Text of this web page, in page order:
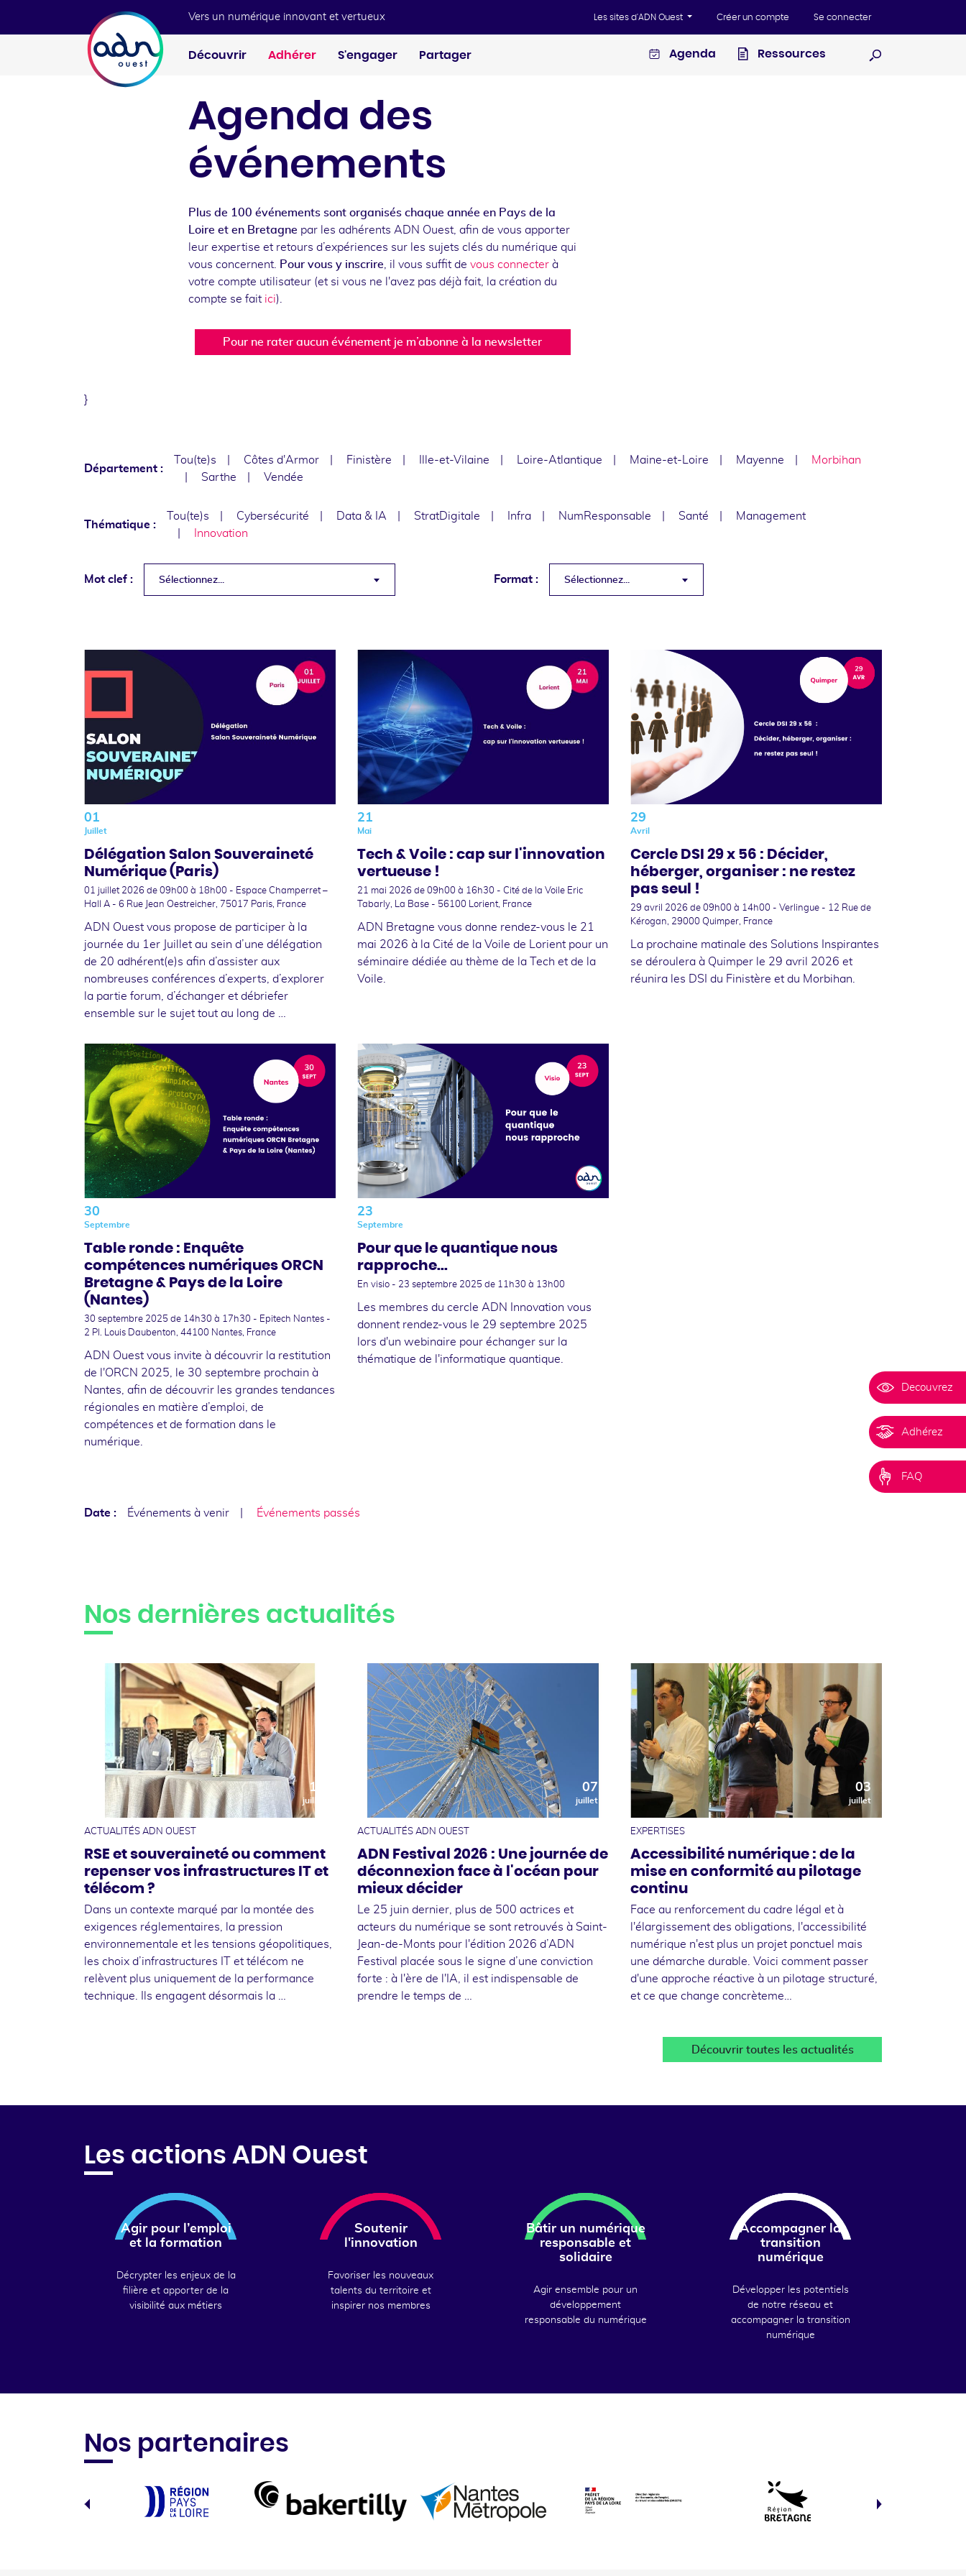
Vers un numérique innovant et vertueux Les sites d'ADN Ouest Créer un compte Se connecter
Découvrir Adhérer S'engager Partager Agenda
Ressources
Agenda des
événements
Plus de 100 événements sont organisés chaque année en Pays de la
Loire et en Bretagne par les adhérents ADN Ouest, afin de vous apporter
leur expertise et retours d’expériences sur les sujets clés du numérique qui
vous concernent. Pour vous y inscrire, il vous suffit de vous connecter à
votre compte utilisateur (et si vous ne l'avez pas déjà fait, la création du
compte se fait ici).
Pour ne rater aucun événement je m’abonne à la newsletter
}
Département :
Tou(te)s Côtes d'Armor Finistère Ille-et-Vilaine Loire-Atlantique Maine-et-Loire Mayenne
Morbihan
Sarthe
Vendée
Thématique :
Tou(te)s Cybersécurité Data & IA StratDigitale Infra NumResponsable Santé
Management
Innovation
Mot clef : Sélectionnez... Format : Sélectionnez...
01
Juillet
Délégation Salon Souveraineté
Numérique (Paris)
01 juillet 2026 de 09h00 à 18h00 - Espace Champerret –
Hall A - 6 Rue Jean Oestreicher, 75017 Paris, France
ADN Ouest vous propose de participer à la
journée du 1er Juillet au sein d’une délégation
de 20 adhérent(e)s afin d’assister aux
nombreuses conférences d’experts, d’explorer
la partie forum, d’échanger et débriefer
ensemble sur le sujet tout au long de …
21
Mai
Tech & Voile : cap sur l'innovation
vertueuse !
21 mai 2026 de 09h00 à 16h30 - Cité de la Voile Eric
Tabarly, La Base - 56100 Lorient, France
ADN Bretagne vous donne rendez-vous le 21
mai 2026 à la Cité de la Voile de Lorient pour un
séminaire dédiée au thème de la Tech et de la
Voile.
29
Avril
Cercle DSI 29 x 56 : Décider,
héberger, organiser : ne restez
pas seul !
29 avril 2026 de 09h00 à 14h00 - Verlingue - 12 Rue de
Kérogan, 29000 Quimper, France
La prochaine matinale des Solutions Inspirantes
se déroulera à Quimper le 29 avril 2026 et
réunira les DSI du Finistère et du Morbihan.
30
Septembre
Table ronde : Enquête
compétences numériques ORCN
Bretagne & Pays de la Loire
(Nantes)
30 septembre 2025 de 14h30 à 17h30 - Epitech Nantes -
2 Pl. Louis Daubenton, 44100 Nantes, France
ADN Ouest vous invite à découvrir la restitution
de l'ORCN 2025, le 30 septembre prochain à
Nantes, afin de découvrir les grandes tendances
régionales en matière d’emploi, de
compétences et de formation dans le
numérique.
23
Septembre
Pour que le quantique nous
rapproche...
En visio - 23 septembre 2025 de 11h30 à 13h00
Les membres du cercle ADN Innovation vous
donnent rendez-vous le 29 septembre 2025
lors d'un webinaire pour échanger sur la
thématique de l'informatique quantique.
Date : Événements à venir Événements passés
Decouvrez
Adhérez
FAQ
Nos dernières actualités
10
juillet
ACTUALITÉS ADN OUEST
RSE et souveraineté ou comment
repenser vos infrastructures IT et
télécom ?
Dans un contexte marqué par la montée des
exigences réglementaires, la pression
environnementale et les tensions géopolitiques,
les choix d’infrastructures IT et télécom ne
relèvent plus uniquement de la performance
technique. Ils engagent désormais la …
07
juillet
ACTUALITÉS ADN OUEST
ADN Festival 2026 : Une journée de
déconnexion face à l'océan pour
mieux décider
Le 25 juin dernier, plus de 500 actrices et
acteurs du numérique se sont retrouvés à Saint-
Jean-de-Monts pour l'édition 2026 d’ADN
Festival placée sous le signe d’une conviction
forte : à l'ère de l'IA, il est indispensable de
prendre le temps de …
03
juillet
EXPERTISES
Accessibilité numérique : de la
mise en conformité au pilotage
continu
Face au renforcement du cadre légal et à
l'élargissement des obligations, l'accessibilité
numérique n'est plus un projet ponctuel mais
une démarche durable. Voici comment passer
d'une approche réactive à un pilotage structuré,
et ce que change concrèteme…
Découvrir toutes les actualités
Les actions ADN Ouest
Agir pour l’emploi
et la formation
Décrypter les enjeux de la
filière et apporter de la
visibilité aux métiers
Soutenir
l'innovation
Favoriser les nouveaux
talents du territoire et
inspirer nos membres
Bâtir un numérique
responsable et
solidaire
Agir ensemble pour un
développement
responsable du numérique
Accompagner la
transition
numérique
Développer les potentiels
de notre réseau et
accompagner la transition
numérique
Nos partenaires